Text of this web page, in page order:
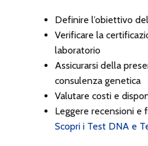
Definire l’obiettivo
Verificare la
laboratorio
Assicurarsi della
consulenza genetica
Valutare costi e
Leggere recensioni e
Scopri i Test DNA e